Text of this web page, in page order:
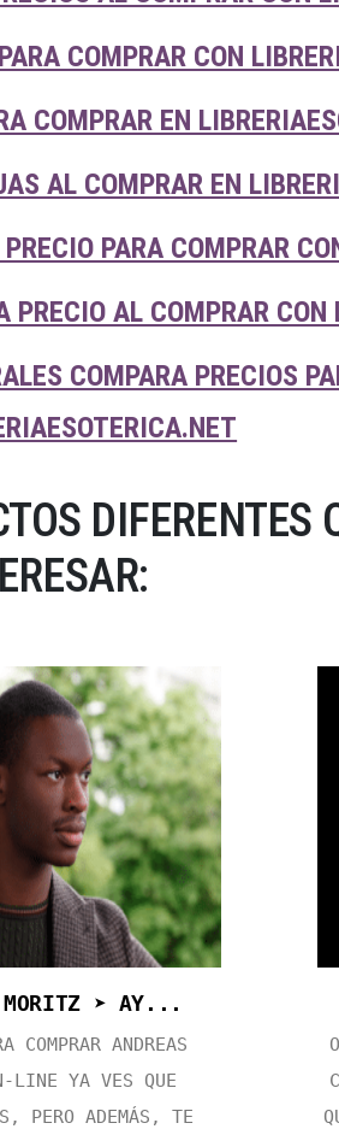
COMPRAR CON
COMPRAR EN
AL COMPRAR EN
PARA COMPRAR
AL COMPRAR CON
COMPARA PRECIOS
DIFERENTES
MORITZ ➤ AY...
COMPRAR ANDREAS
LINE YA VES QUE
PERO ADEMÁS, TE